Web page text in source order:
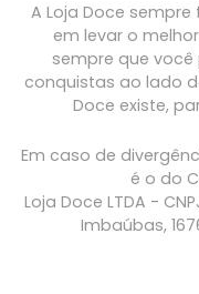
A Loja Doce
em levar o
sempre que
conquistas ao lado
Doce existe,
Em caso de
é o do
Loja Doce LTDA -
Imbaúbas,